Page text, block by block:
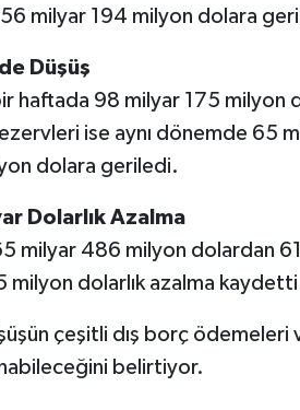
milyar 194 milyon dolara
Düşüş
haftada 98 milyar 175 milyon
ise aynı dönemde 65
dolara geriledi.
Dolarlık Azalma
milyar 486 milyon dolardan
milyon dolarlık azalma
çeşitli dış borç ödemeleri
belirtiyor.